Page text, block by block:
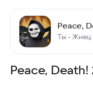
Peace,
Peace, Death!